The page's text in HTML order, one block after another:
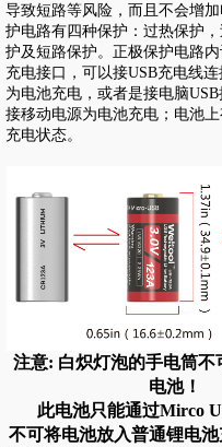
导致短路等风险，而且不会增
护电路有四种保护：过热保护
护及短路保护。正极保护电路
充电接口，可以接USB充电线
为电池充电，或者是接电脑
接移动电源为电池充电；电池
充电状态。
注意: 白炽灯泡的手电筒不
电池！
此电池只能通过Mirco
不可将电池放入普通锂电池